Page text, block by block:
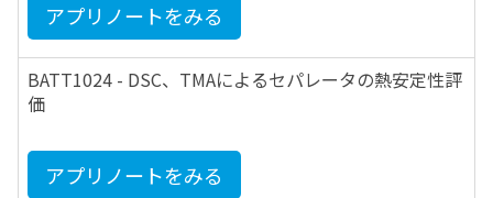
アプリノートをみる
BATT1024 - DSC、TMAによるセパレータの熱安定性評
価
アプリノートをみる